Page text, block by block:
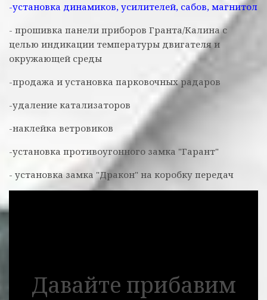
-установка динамиков, усилителей, сабов, магнитол
- прошивка панели приборов Гранта/Калина с
целью индикации температуры двигателя и
окружающей среды
-продажа и установка парковочных радаров
-удаление катализаторов
-наклейка ветровиков
-установка противоугонного замка "Гарант"
- установка замка "Дракон" на коробку передач
Давайте прибавим